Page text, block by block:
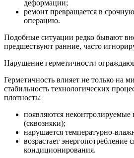
деформации;
ремонт превращается в
операцию.
Подобные ситуации редко бывают
предшествуют ранние, часто
Нарушение герметичности
Герметичность влияет не только на
стабильность технологических
плотность:
появляются неконтролируемые
(сквозняки);
нарушается температурно-
возрастает энергопотребление
кондиционирования.